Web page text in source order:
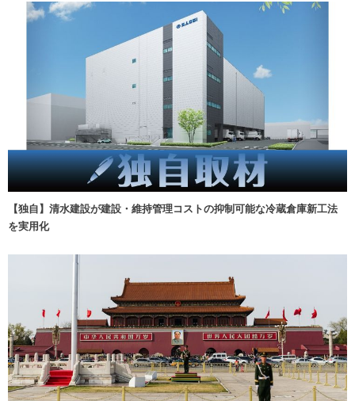
【独自】清水建設が建設・維持管理コストの抑制可能な冷蔵倉庫新工法
を実用化